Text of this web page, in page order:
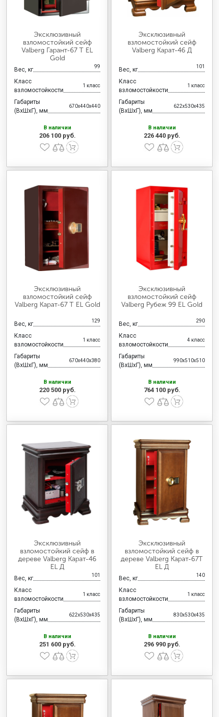
Эксклюзивный
взломостойкий сейф
Valberg Гарант-67 T EL
Gold
Вес, кг 99
Класс
взломостойкости
1 класс
Габариты
(ВхШхГ), мм
670x440x440
В наличии
206 100 руб.
Эксклюзивный
взломостойкий сейф
Valberg Карат-46 Д
Вес, кг 101
Класс
взломостойкости
1 класс
Габариты
(ВхШхГ), мм
622x530x435
В наличии
226 440 руб.
Эксклюзивный
взломостойкий сейф
Valberg Карат-67 T EL Gold
Вес, кг 129
Класс
взломостойкости
1 класс
Габариты
(ВхШхГ), мм
670x440x380
В наличии
220 500 руб.
Эксклюзивный
взломостойкий сейф
Valberg Рубеж 99 EL Gold
Вес, кг 290
Класс
взломостойкости
4 класс
Габариты
(ВхШхГ), мм
990x510x510
В наличии
764 100 руб.
Эксклюзивный
взломостойкий сейф в
дереве Valberg Карат-46
EL Д
Вес, кг 101
Класс
взломостойкости
1 класс
Габариты
(ВхШхГ), мм
622x530x435
В наличии
251 600 руб.
Эксклюзивный
взломостойкий сейф в
дереве Valberg Карат-67T
EL Д
Вес, кг 140
Класс
взломостойкости
1 класс
Габариты
(ВхШхГ), мм
830x530x435
В наличии
296 990 руб.